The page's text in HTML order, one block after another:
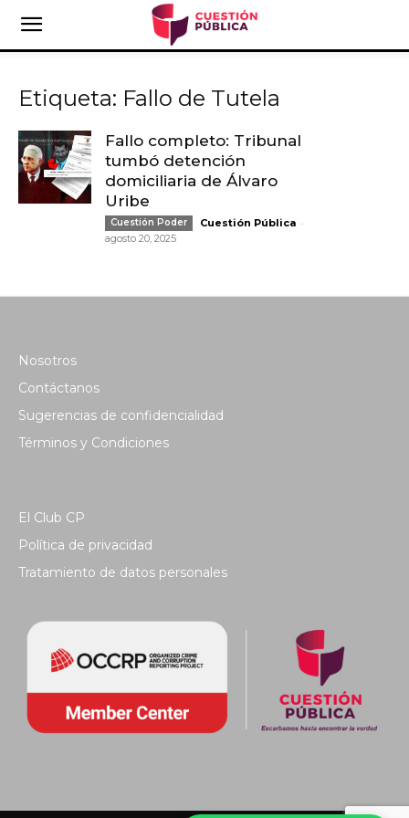
Etiqueta: Fallo de Tutela
Fallo completo: Tribunal
tumbó detención
domiciliaria de Álvaro
Uribe
Cuestión Poder Cuestión Pública -
agosto 20, 2025
Nosotros
Contáctanos
Sugerencias de confidencialidad
Términos y Condiciones
El Club CP
Política de privacidad
Tratamiento de datos personales